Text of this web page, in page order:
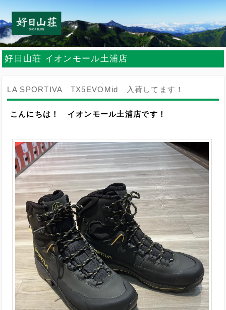
好日山荘 イオンモール土浦店
LA SPORTIVA TX5EVOMid 入荷してます！
こんにちは！ イオンモール土浦店です！